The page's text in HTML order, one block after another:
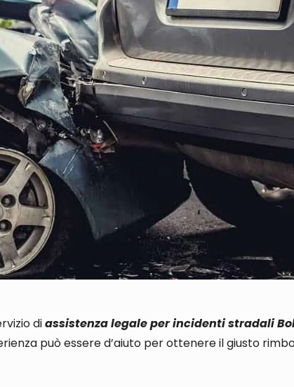
diassistenza legale per incidenti stradali
può essere d’aiuto per ottenere il giusto